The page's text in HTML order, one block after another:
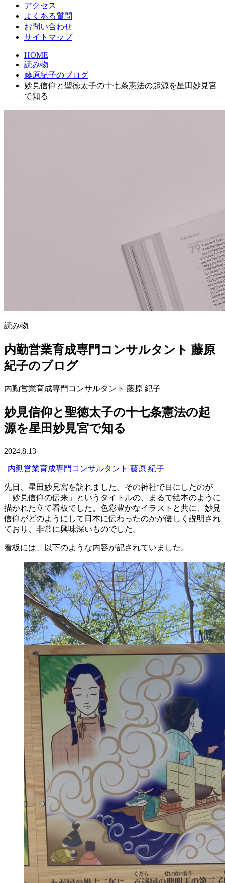
アクセス
よくある質問
お問い合わせ
サイトマップ
HOME
読み物
藤原紀子のブログ
妙見信仰と聖徳太子の十七条憲法の起源を星田妙見宮
で知る
読み物
内勤営業育成専門コンサルタント 藤原
紀子のブログ
内勤営業育成専門コンサルタント 藤原 紀子
妙見信仰と聖徳太子の十七条憲法の起
源を星田妙見宮で知る
2024.8.13
| 内勤営業育成専門コンサルタント 藤原 紀子
先日、星田妙見宮を訪れました。その神社で目にしたのが
「妙見信仰の伝来」というタイトルの、まるで絵本のように
描かれた立て看板でした。色彩豊かなイラストと共に、妙見
信仰がどのようにして日本に伝わったのかが優しく説明され
ており、非常に興味深いものでした。
看板には、以下のような内容が記されていました。